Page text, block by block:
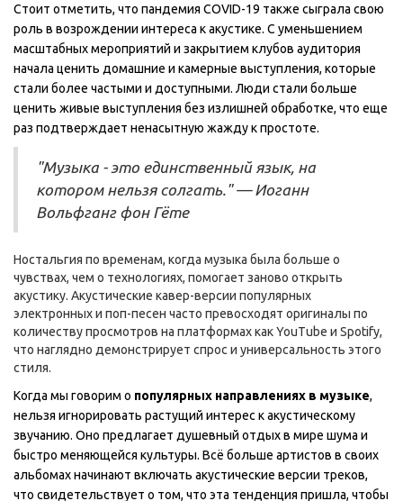
Стоит отметить, что пандемия COVID-19 также сыграла свою
роль в возрождении интереса к акустике. С уменьшением
масштабных мероприятий и закрытием клубов аудитория
начала ценить домашние и камерные выступления, которые
стали более частыми и доступными. Люди стали больше
ценить живые выступления без излишней обработке, что еще
раз подтверждает ненасытную жажду к простоте.
"Музыка - это единственный язык, на
котором нельзя солгать." — Иоганн
Вольфганг фон Гёте
Ностальгия по временам, когда музыка была больше о
чувствах, чем о технологиях, помогает заново открыть
акустику. Акустические кавер-версии популярных
электронных и поп-песен часто превосходят оригиналы по
количеству просмотров на платформах как YouTube и Spotify,
что наглядно демонстрирует спрос и универсальность этого
стиля.
Когда мы говорим о популярных направлениях в музыке,
нельзя игнорировать растущий интерес к акустическому
звучанию. Оно предлагает душевный отдых в мире шума и
быстро меняющейся культуры. Всё больше артистов в своих
альбомах начинают включать акустические версии треков,
что свидетельствует о том, что эта тенденция пришла, чтобы